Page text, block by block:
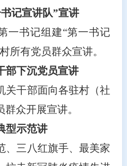
记宣讲队”宣讲
一书记组建“第一书记
所有党员群众宣讲。
部下沉党员宣讲
关干部面向各驻村（社
众开展宣讲。
型示范讲
、三八红旗手、最美家